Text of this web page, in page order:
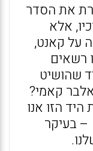
את הסדר
אלא
על קאנט,
רשאים
שהושיט
קאמי?
הזו אנו
– בעיקר